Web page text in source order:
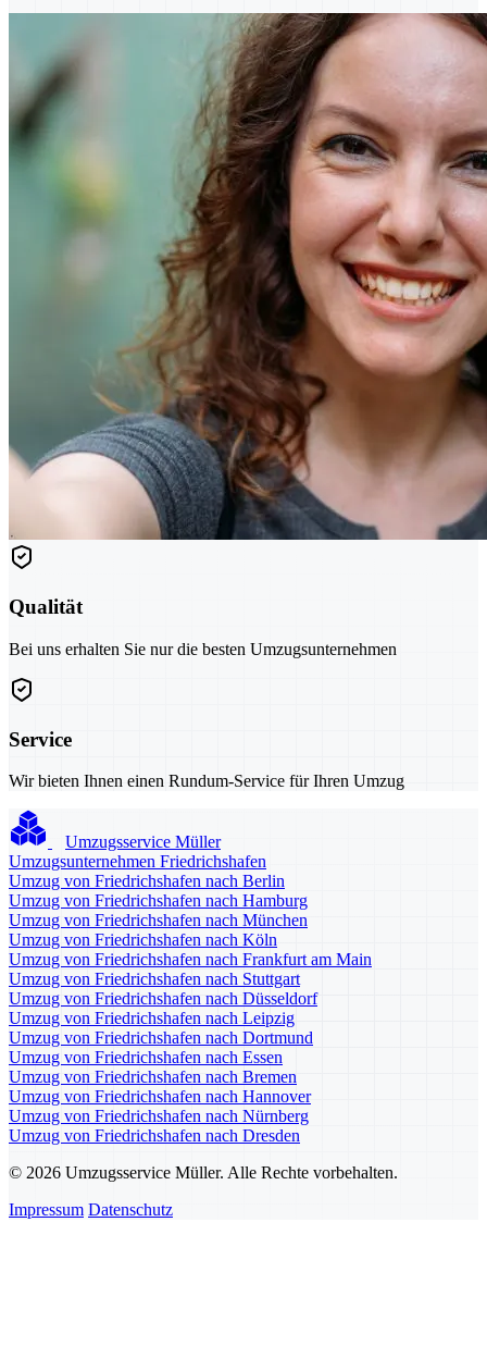
Qualität
Bei uns erhalten Sie nur die besten Umzugsunternehmen
Service
Wir bieten Ihnen einen Rundum-Service für Ihren Umzug
Umzugsservice Müller
Umzugsunternehmen Friedrichshafen
Umzug von Friedrichshafen nach Berlin
Umzug von Friedrichshafen nach Hamburg
Umzug von Friedrichshafen nach München
Umzug von Friedrichshafen nach Köln
Umzug von Friedrichshafen nach Frankfurt am Main
Umzug von Friedrichshafen nach Stuttgart
Umzug von Friedrichshafen nach Düsseldorf
Umzug von Friedrichshafen nach Leipzig
Umzug von Friedrichshafen nach Dortmund
Umzug von Friedrichshafen nach Essen
Umzug von Friedrichshafen nach Bremen
Umzug von Friedrichshafen nach Hannover
Umzug von Friedrichshafen nach Nürnberg
Umzug von Friedrichshafen nach Dresden
© 2026 Umzugsservice Müller. Alle Rechte vorbehalten.
Impressum Datenschutz